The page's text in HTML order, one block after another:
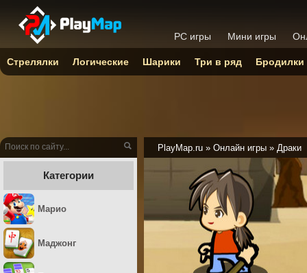
PlayMap.ru » Онлайн игры » Драки
Категории
Марио
Маджонг
PC игры Мини игры
Стрелялки Логические Шарики Три в ряд Бродилки